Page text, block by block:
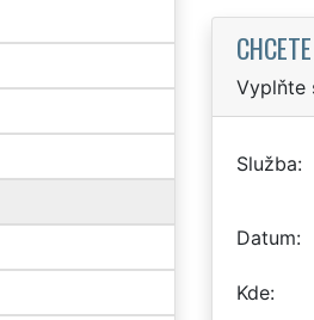
Vyplňte
Služba
Datum
Kde